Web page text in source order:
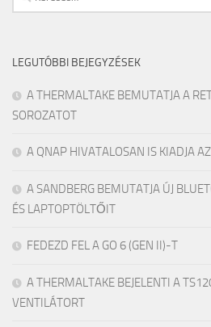
LEGUTÓBBI BEJEGYZÉSEK
A THERMALTAKE BEMUTATJA A
SOROZATOT
A QNAP HIVATALOSAN IS KIADJA
A SANDBERG BEMUTATJA ÚJ
ÉS LAPTOPTÖLTŐIT
FEDEZD FEL A GO 6 (GEN II)-T
A THERMALTAKE BEJELENTI A
VENTILÁTORT